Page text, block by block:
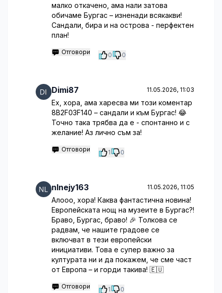
малко откачено, ама нали затова
обичаме Бургас – изненади всякакви!
Сандали, бира и на острова - перфектен
план!
Отговори 0 0
Dimi87 11.05.2026, 11:03
Ех, хора, ама харесва ми този коментар
8B2F03F140 – сандали и към Бургас! 😂
Точно така трябва да е - спонтанно и с
желание! Аз лично съм за!
Отговори 1 0
nlnejy163 11.05.2026, 11:05
Алооо, хора! Каква фантастична новина!
Европейската нощ на музеите в Бургас?!
Браво, Бургас, браво! 🎉 Толкова се
радвам, че нашите градове се
включват в тези европейски
инициативи. Това е супер важно за
културата ни и да покажем, че сме част
от Европа – и горди такива! 🇪🇺
Отговори 1 0